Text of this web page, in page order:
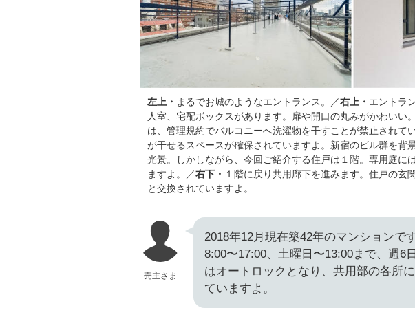
左上・ まるでお城のようなエントランス。／右上・ エントラ
人室、宅配ボックスがあります。扉や開口の丸みがかわいい
は、管理規約でバルコニーへ洗濯物を干すことが禁止されて
が干せるスペースが確保されていますよ。新宿のビル群を背
光景。しかしながら、今回ご紹介する住戸は１階。専用庭に
ますよ。／右下・ １階に戻り共用廊下を進みます。住戸の玄
と交換されていますよ。
売主さま
2018年12月現在築42年のマンションで
8:00〜17:00、土曜日〜13:00まで、週6
はオートロックとなり、共用部の各所
ていますよ。